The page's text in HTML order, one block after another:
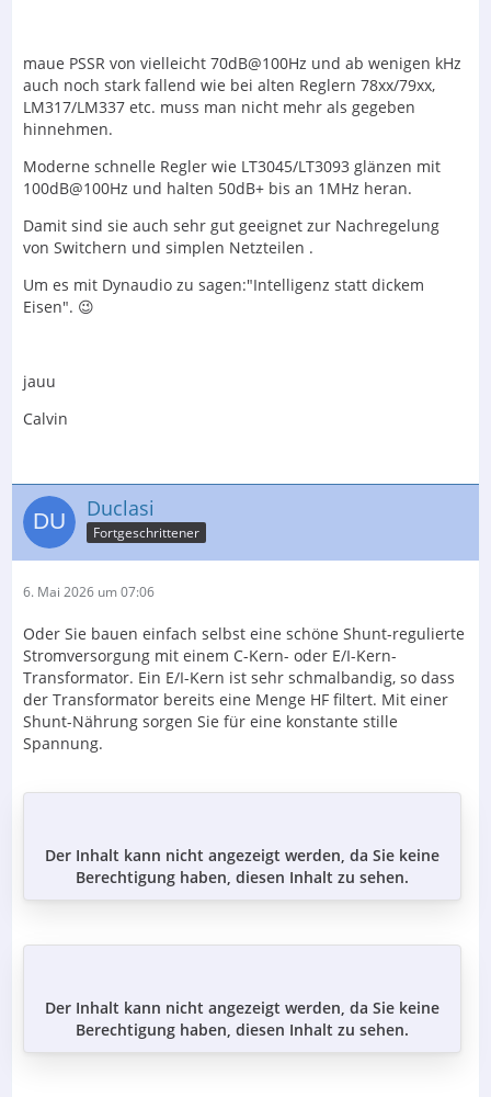
maue PSSR von vielleicht 70dB@100Hz und ab wenigen kHz
auch noch stark fallend wie bei alten Reglern 78xx/79xx,
LM317/LM337 etc. muss man nicht mehr als gegeben
hinnehmen.
Moderne schnelle Regler wie LT3045/LT3093 glänzen mit
100dB@100Hz und halten 50dB+ bis an 1MHz heran.
Damit sind sie auch sehr gut geeignet zur Nachregelung
von Switchern und simplen Netzteilen .
Um es mit Dynaudio zu sagen:"Intelligenz statt dickem
Eisen". 😉
jauu
Calvin
Duclasi
Fortgeschrittener
6. Mai 2026 um 07:06
Oder Sie bauen einfach selbst eine schöne Shunt-regulierte
Stromversorgung mit einem C-Kern- oder E/I-Kern-
Transformator. Ein E/I-Kern ist sehr schmalbandig, so dass
der Transformator bereits eine Menge HF filtert. Mit einer
Shunt-Nährung sorgen Sie für eine konstante stille
Spannung.
Der Inhalt kann nicht angezeigt werden, da Sie keine
Berechtigung haben, diesen Inhalt zu sehen.
Der Inhalt kann nicht angezeigt werden, da Sie keine
Berechtigung haben, diesen Inhalt zu sehen.